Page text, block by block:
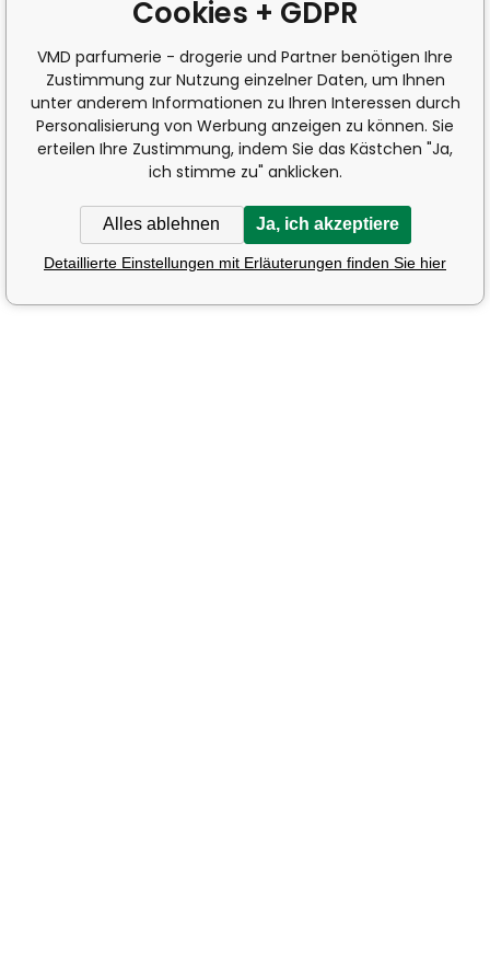
Cookies + GDPR
VMD parfumerie - drogerie und Partner benötigen Ihre
Zustimmung zur Nutzung einzelner Daten, um Ihnen
unter anderem Informationen zu Ihren Interessen durch
Personalisierung von Werbung anzeigen zu können. Sie
erteilen Ihre Zustimmung, indem Sie das Kästchen "Ja,
ich stimme zu" anklicken.
Alles ablehnen Ja, ich akzeptiere
Detaillierte Einstellungen mit Erläuterungen finden Sie hier